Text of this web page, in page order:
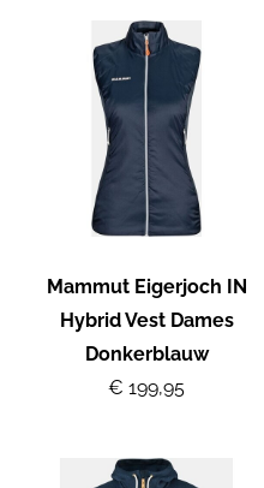
Mammut Eigerjoch IN
Hybrid Vest Dames
Donkerblauw
€ 199,95